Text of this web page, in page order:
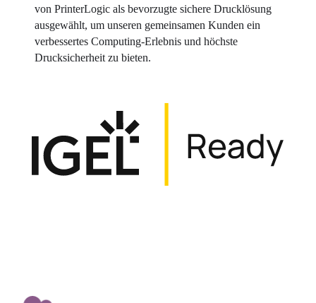
von PrinterLogic als bevorzugte sichere Drucklösung
ausgewählt, um unseren gemeinsamen Kunden ein
verbessertes Computing-Erlebnis und höchste
Drucksicherheit zu bieten.